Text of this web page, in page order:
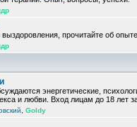
прочитайте об
энергетические,
и любви. Вход лицам до 18 лет
Goldy